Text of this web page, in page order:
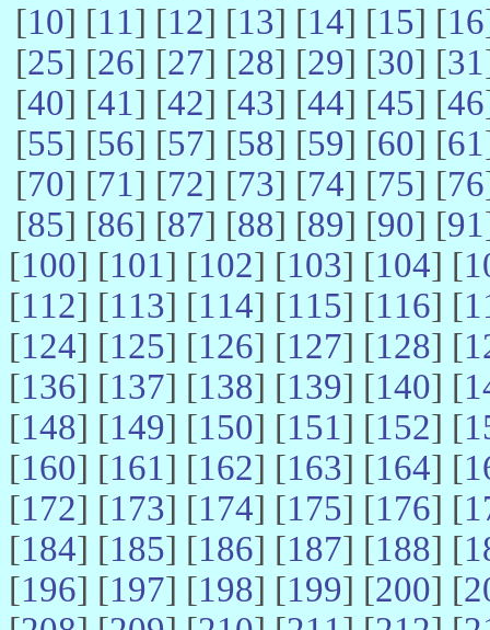
[10] [11] [12] [13] [14] [15] [16
[25] [26] [27] [28] [29] [30] [31
[40] [41] [42] [43] [44] [45] [46
[55] [56] [57] [58] [59] [60] [61
[70] [71] [72] [73] [74] [75] [76
[85] [86] [87] [88] [89] [90] [91
[100] [101] [102] [103] [104] [
[112] [113] [114] [115] [116] [
[124] [125] [126] [127] [128] [
[136] [137] [138] [139] [140] [
[148] [149] [150] [151] [152] [
[160] [161] [162] [163] [164] [
[172] [173] [174] [175] [176] [
[184] [185] [186] [187] [188] [
[196] [197] [198] [199] [200] [